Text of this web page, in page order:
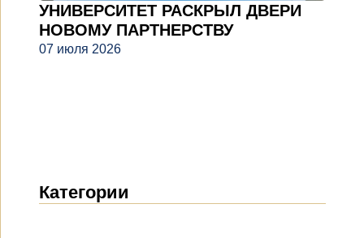
УНИВЕРСИТЕТ РАСКРЫЛ ДВЕРИ
НОВОМУ ПАРТНЕРСТВУ
07 июля 2026
Категории